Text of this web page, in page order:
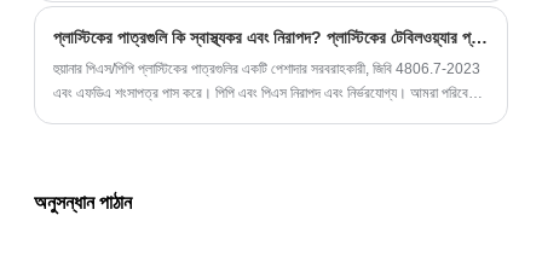
প্লাস্টিকের পাত্রগুলি কি স্বাস্থ্যকর এবং নিরাপদ? প্লাস্টিকের টেবিলওয়্যার প্রতিস্থাপন কী?
হুয়ানার পিএস/পিপি প্লাস্টিকের পাত্রগুলির একটি পেশাদার সরবরাহকারী, জিবি 4806.7-2023
এবং এফডিএ শংসাপত্র পাস করে। পিপি এবং পিএস নিরাপদ এবং নির্ভরযোগ্য। আমরা পরিবেশ
অনুসন্ধান পাঠান